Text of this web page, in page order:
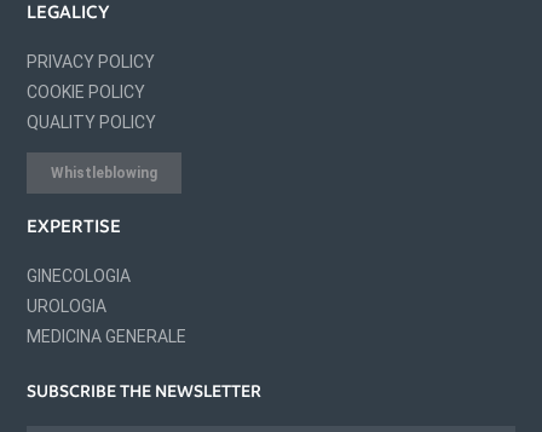
LEGALICY
PRIVACY POLICY
COOKIE POLICY
QUALITY POLICY
Whistleblowing
EXPERTISE
GINECOLOGIA
UROLOGIA
MEDICINA GENERALE
SUBSCRIBE THE NEWSLETTER